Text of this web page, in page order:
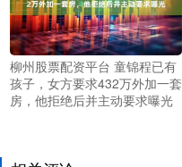
柳州股票配资平台 童锦程已有
孩子，女方要求432万外加一套
房，他拒绝后并主动要求曝光